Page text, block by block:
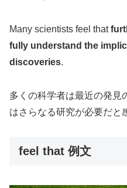
Many scientists feel that
fully understand the
discoveries.
多くの科学者は最近の発見
はさらなる研究が必要だと
feel that 例文